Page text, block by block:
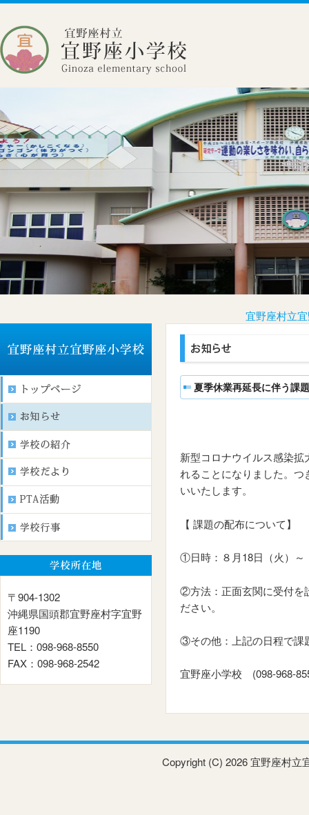
宜野座村立
〒904-1302
沖縄県国頭郡宜野座村字宜野
座1190
TEL：098-968-8550
FAX：098-968-2542
夏季休業再延長に伴う課
新型コロナウイルス感染
れることになりました。
いいたします。
【 課題の配布について】
①日時：８月18日（火）～
②方法：正面玄関に受付を
ださい。
③その他：上記の日程で課
宜野座小学校 (098-968-
Copyright (C) 2026 宜野座村立